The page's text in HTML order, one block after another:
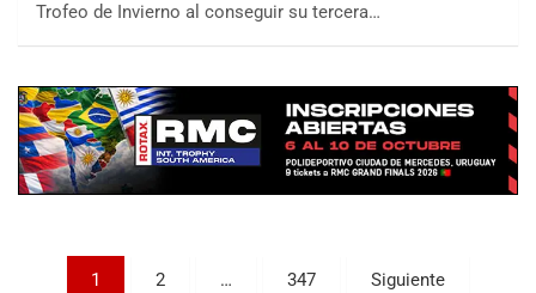
Trofeo de Invierno al conseguir su tercera…
Paginación
1 2 … 347 Siguiente
08/09-AGO
Baradero (Buenos Aires)
KDO - F6
Ciudad de Trenque Lauquen (Asfalto)
Trenque Lauquen (Buenos Aires)
Parque de la Velocidad (Asfalto)
Villaguay (Entre Ríos)